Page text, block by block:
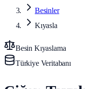
Besinler
Kıyasla
Besin Kıyaslama
Türkiye Veritabanı